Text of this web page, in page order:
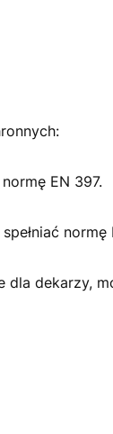
EN 397.
normę
dla dekarzy,